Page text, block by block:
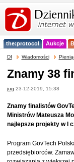
the:protocol Aukcje
DI Wiadomości
Znamy 38
jug 23-12-2019, 15:38
Znamy finalistów
Ministrów Mateusza
najlepsze projekty w I
Program GovTech
przedsiębiorców.